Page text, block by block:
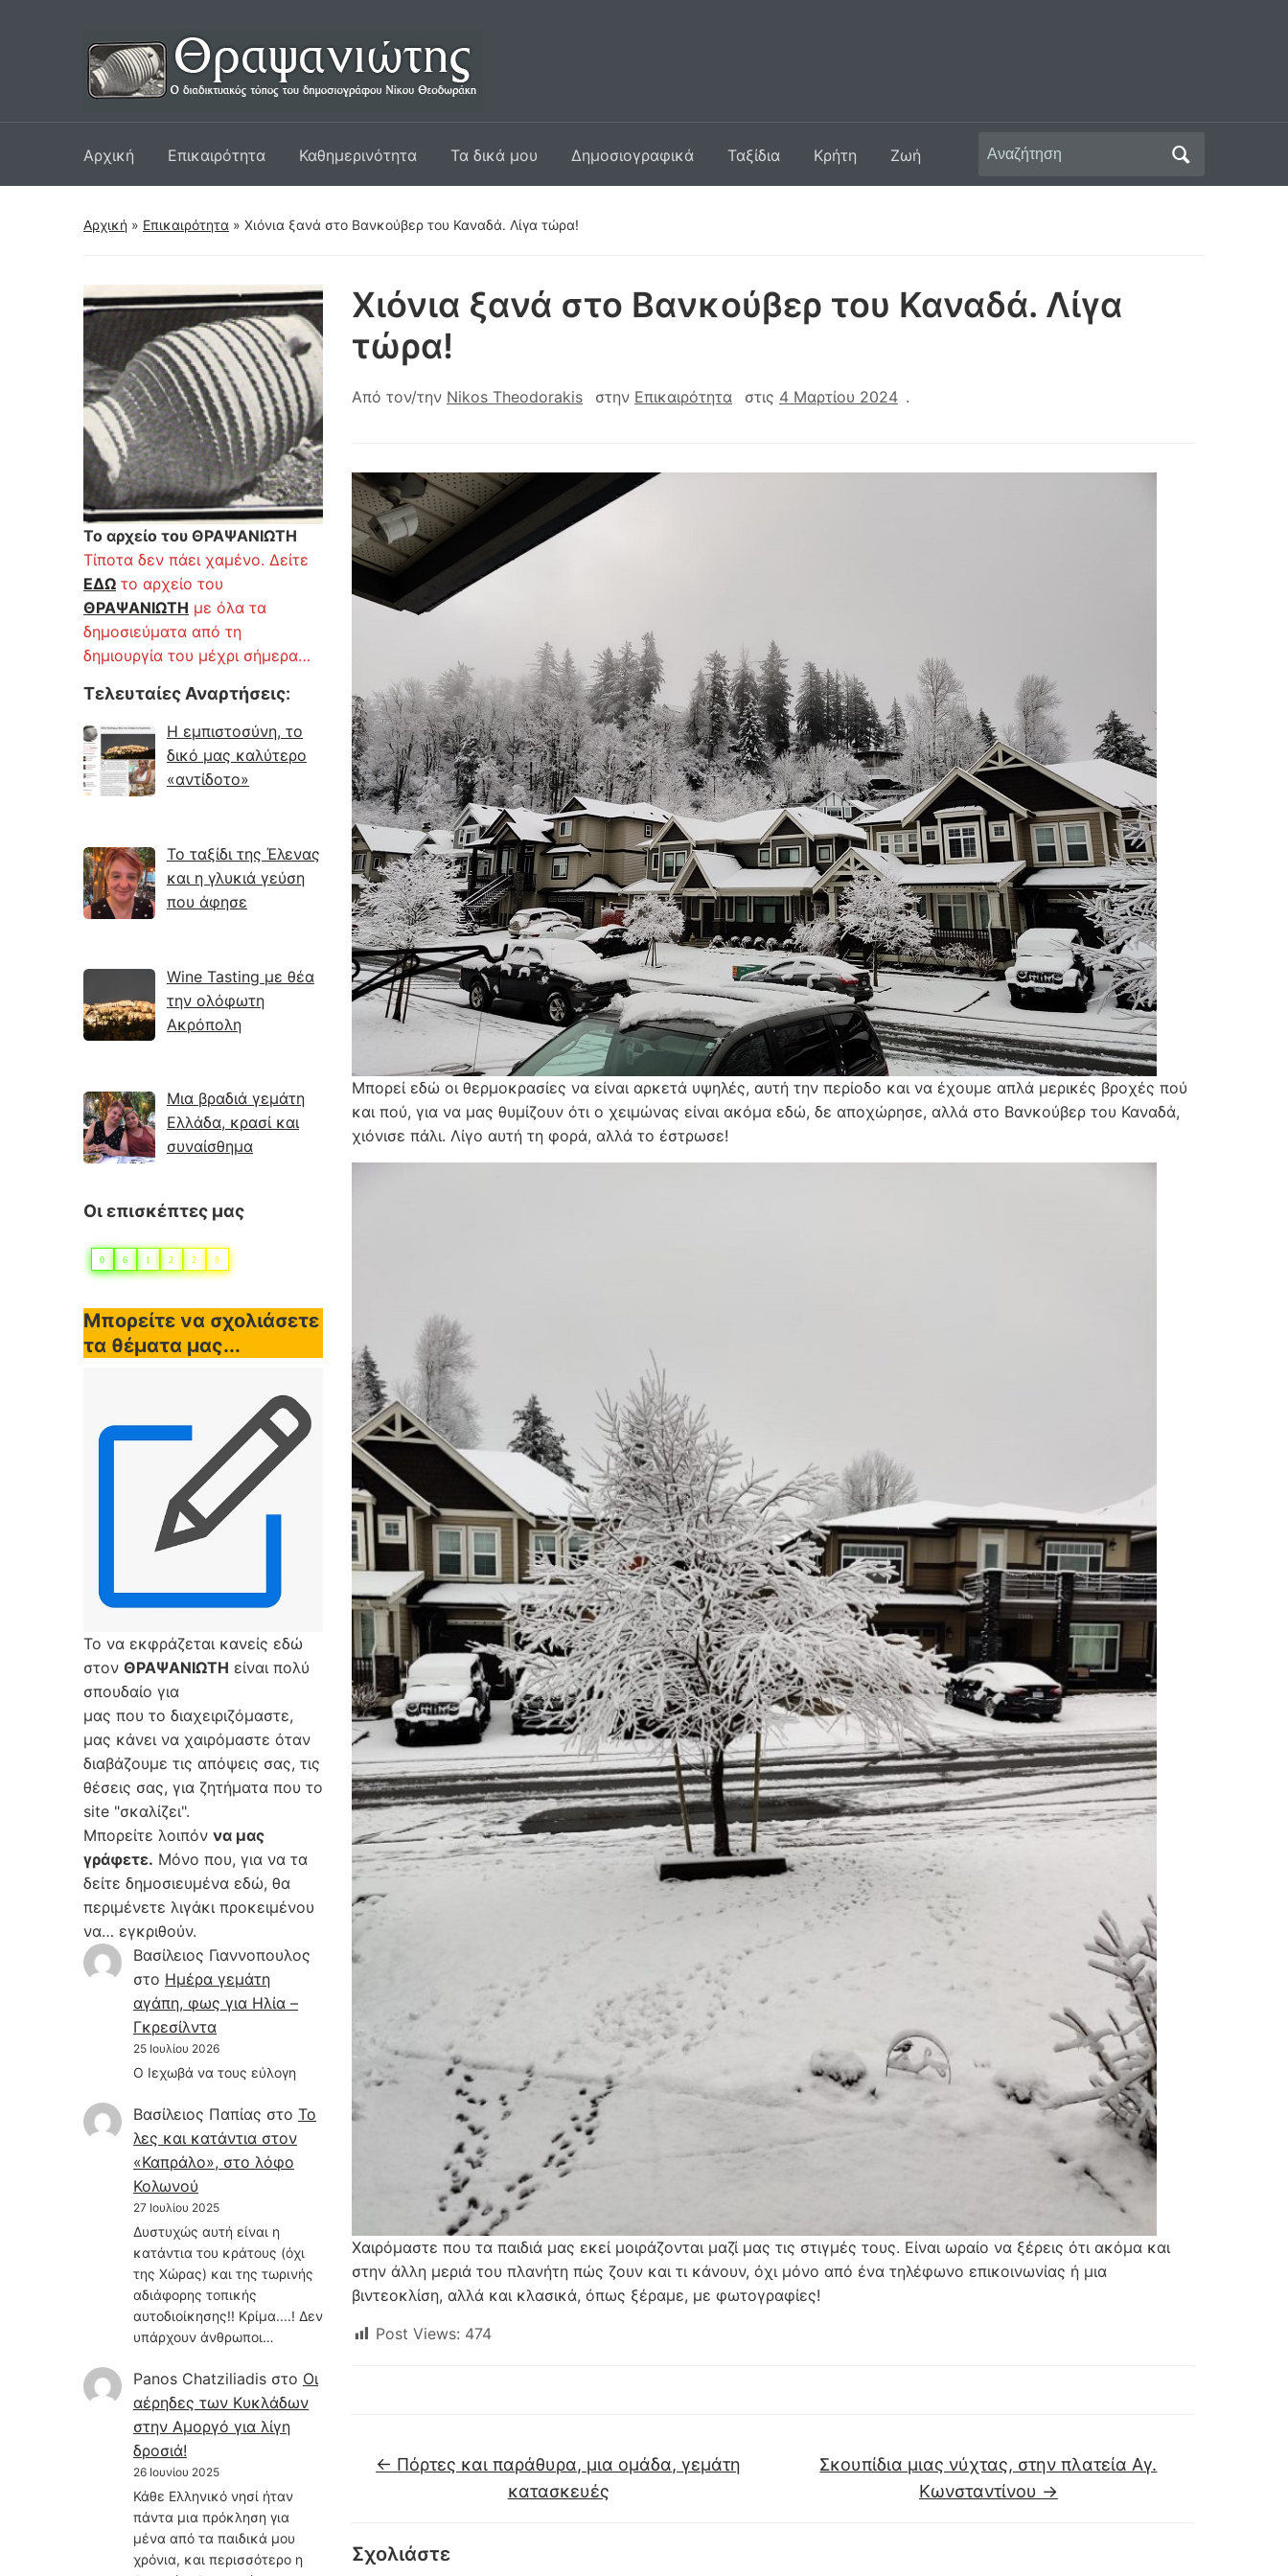
Αρχική Επικαιρότητα Καθημερινότητα Τα δικά μου Δημοσιογραφικά Ταξίδια Κρήτη Ζωή
Αναζήτηση
Αρχική » Επικαιρότητα » Χιόνια ξανά στο Βανκούβερ του Καναδά. Λίγα τώρα!
Το αρχείο του ΘΡΑΨΑΝΙΩΤΗ
Τίποτα δεν πάει χαμένο. Δείτε
ΕΔΩ το αρχείο του
ΘΡΑΨΑΝΙΩΤΗ με όλα τα
δημοσιεύματα από τη
δημιουργία του μέχρι σήμερα…
Τελευταίες Αναρτήσεις:
Η εμπιστοσύνη, το
δικό μας καλύτερο
«αντίδοτο»
Το ταξίδι της Έλενας
και η γλυκιά γεύση
που άφησε
Wine Tasting με θέα
την ολόφωτη
Ακρόπολη
Μια βραδιά γεμάτη
Ελλάδα, κρασί και
συναίσθημα
Οι επισκέπτες μας
0 6 1 2 2 8
Μπορείτε να σχολιάσετε
τα θέματα μας...
Το να εκφράζεται κανείς εδώ
στον ΘΡΑΨΑΝΙΩΤΗ είναι πολύ
σπουδαίο για
μας που το διαχειριζόμαστε,
μας κάνει να χαιρόμαστε όταν
διαβάζουμε τις απόψεις σας, τις
θέσεις σας, για ζητήματα που το
site "σκαλίζει".
Μπορείτε λοιπόν να μας
γράφετε. Μόνο που, για να τα
δείτε δημοσιευμένα εδώ, θα
περιμένετε λιγάκι προκειμένου
να… εγκριθούν.
Βασίλειος Γιαννοπουλος
στο Hμέρα γεμάτη
αγάπη, φως για Ηλία –
Γκρεσίλντα
25 Ιουλίου 2026
Ο Ιεχωβά να τους εύλογη
Βασίλειος Παπίας στο Το
λες και κατάντια στον
«Καπράλο», στο λόφο
Κολωνού
27 Ιουλίου 2025
Δυστυχώς αυτή είναι η
κατάντια του κράτους (όχι
της Χώρας) και της τωρινής
αδιάφορης τοπικής
αυτοδιοίκησης!! Κρίμα....! Δεν
υπάρχουν άνθρωποι…
Panos Chatziliadis στο Οι
αέρηδες των Κυκλάδων
στην Αμοργό για λίγη
δροσιά!
26 Ιουνίου 2025
Κάθε Ελληνικό νησί ήταν
πάντα μια πρόκληση για
μένα από τα παιδικά μου
χρόνια, και περισσότερο η
Χιόνια ξανά στο Βανκούβερ του Καναδά. Λίγα
τώρα!
Από τον/την Nikos Theodorakis στην Επικαιρότητα στις 4 Μαρτίου 2024 .
Μπορεί εδώ οι θερμοκρασίες να είναι αρκετά υψηλές, αυτή την περίοδο και να έχουμε απλά μερικές βροχές πού
και πού, για να μας θυμίζουν ότι ο χειμώνας είναι ακόμα εδώ, δε αποχώρησε, αλλά στο Βανκούβερ του Καναδά,
χιόνισε πάλι. Λίγο αυτή τη φορά, αλλά το έστρωσε!
Χαιρόμαστε που τα παιδιά μας εκεί μοιράζονται μαζί μας τις στιγμές τους. Είναι ωραίο να ξέρεις ότι ακόμα και
στην άλλη μεριά του πλανήτη πώς ζουν και τι κάνουν, όχι μόνο από ένα τηλέφωνο επικοινωνίας ή μια
βιντεοκλίση, αλλά και κλασικά, όπως ξέραμε, με φωτογραφίες!
Post Views: 474
← Πόρτες και παράθυρα, μια ομάδα, γεμάτη
κατασκευές
Σκουπίδια μιας νύχτας, στην πλατεία Αγ.
Κωνσταντίνου →
Σχολιάστε